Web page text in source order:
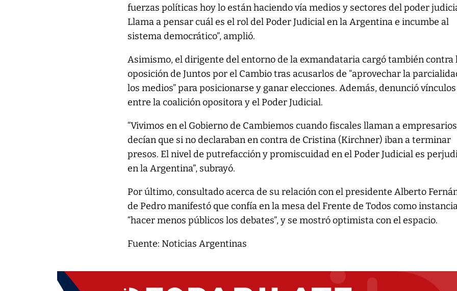
fuerzas políticas hoy lo están haciendo vía medios y sectores del poder
Llama a pensar cuál es el rol del Poder Judicial en la Argentina e incumbe al
sistema democrático”, amplió.
Asimismo, el dirigente del entorno de la exmandataria cargó también contra
oposición de Juntos por el Cambio tras acusarlos de “aprovechar la
los medios” para posicionarse y ganar elecciones. Además, denunció vínculos
entre la coalición opositora y el Poder Judicial.
“Vivimos en el Gobierno de Cambiemos cuando fiscales llaman a
decían que si no declaraban en contra de Cristina (Kirchner) iban a terminar
presos. El nivel de putrefacción y promiscuidad en el Poder Judicial es
en la Argentina”, subrayó.
Por último, consultado acerca de su relación con el presidente Alberto
de Pedro manifestó que confía en la mesa del Frente de Todos como
“hacer menos públicos los debates”, y se mostró optimista con el espacio.
Fuente: Noticias Argentinas